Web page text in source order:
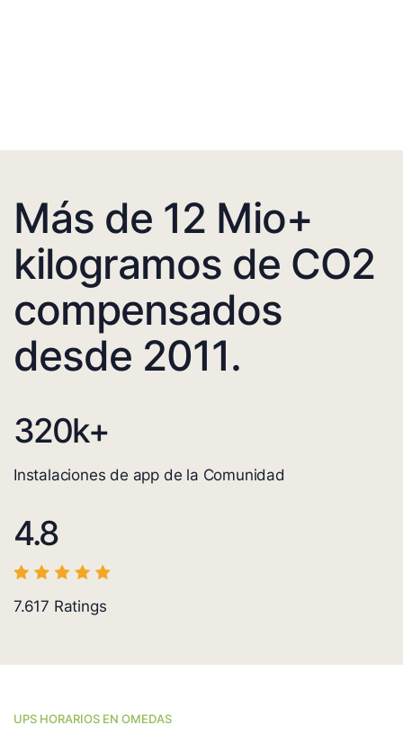
Más de 12 Mio+
kilogramos de CO2
compensados
desde 2011.
320k+
Instalaciones de app de la Comunidad
4.8
7.617 Ratings
UPS HORARIOS EN OMEDAS